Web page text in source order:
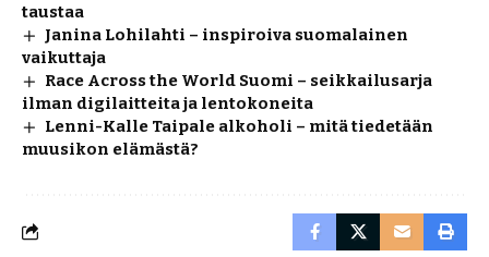
taustaa
Janina Lohilahti – inspiroiva suomalainen
vaikuttaja
Race Across the World Suomi – seikkailusarja
ilman digilaitteita ja lentokoneita
Lenni-Kalle Taipale alkoholi – mitä tiedetään
muusikon elämästä?